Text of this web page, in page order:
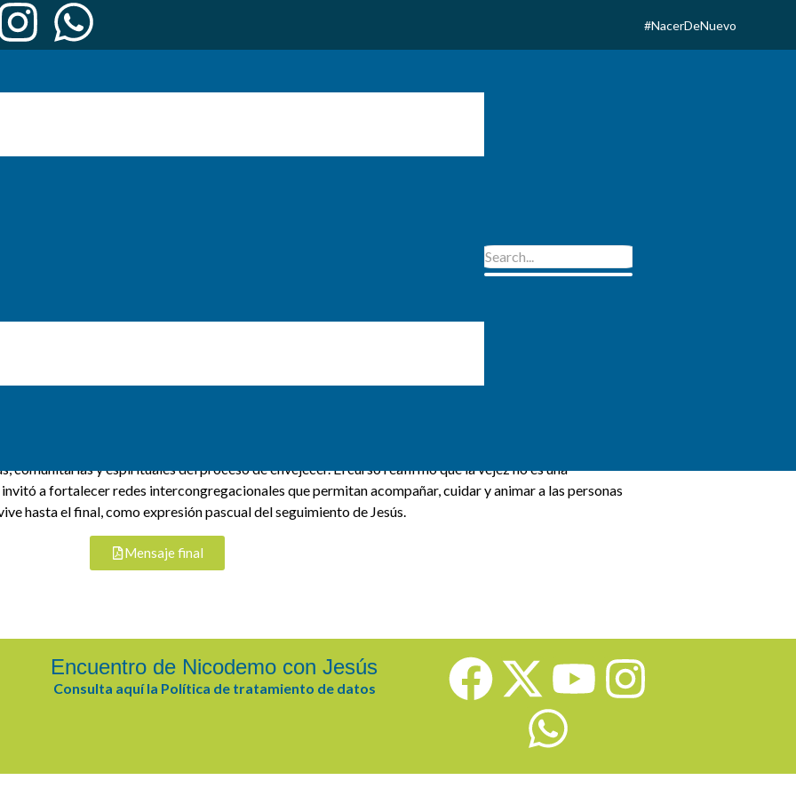
#NacerDeNuevo
en comunidad”: un camino hacia la plenitud en la Vida Religiosa
Santo Domingo, República Dominicana, la Vida Religiosa de
para vivir el Curso-Taller “Envejecer juntas/os en comunidad”,
orientado al cuidado integral de las y los religiosos
profundizaron en una espiritualidad del cuidado que dignifica y celebra el atardecer vocacional,
y espirituales del proceso de envejecer. El curso reafirmó que la vejez no es una
a fortalecer redes intercongregacionales que permitan acompañar, cuidar y animar a las personas
hasta el final, como expresión pascual del seguimiento de Jesús.
Mensaje final
Encuentro de Nicodemo con Jesús
Consulta aquí la Política de tratamiento de datos